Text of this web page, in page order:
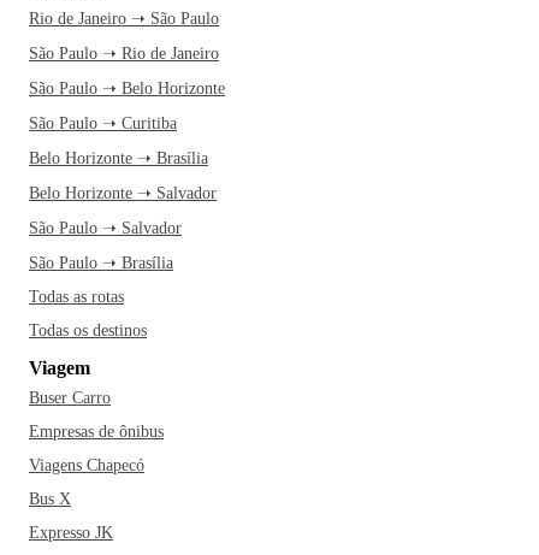
Rio de Janeiro ➝ São Paulo
São Paulo ➝ Rio de Janeiro
São Paulo ➝ Belo Horizonte
São Paulo ➝ Curitiba
Belo Horizonte ➝ Brasília
Belo Horizonte ➝ Salvador
São Paulo ➝ Salvador
São Paulo ➝ Brasília
Todas as rotas
Todas os destinos
Viagem
Buser Carro
Empresas de ônibus
Viagens Chapecó
Bus X
Expresso JK